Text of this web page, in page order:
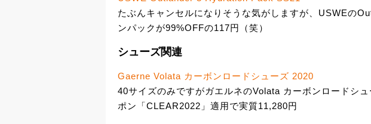
たぶんキャンセルになりそうな気がしますが、USWEの
ンパックが99%OFFの117円（笑）
シューズ関連
Gaerne Volata カーボンロードシューズ 2020
40サイズのみですがガエルネのVolata カーボンロードシ
ポン「CLEAR2022」適用で実質11,280円